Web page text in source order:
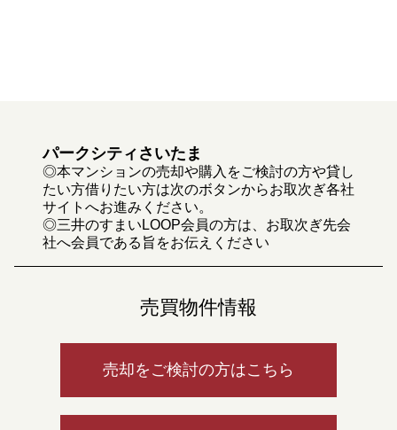
パークシティさいたま
◎本マンションの売却や購入をご検討の方や貸し
たい方借りたい方は次のボタンからお取次ぎ各社
サイトへお進みください。
◎三井のすまいLOOP会員の方は、お取次ぎ先会
社へ会員である旨をお伝えください
売買物件情報
売却をご検討の方はこちら